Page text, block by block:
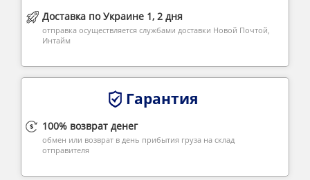
Доставка по Украине 1, 2 дня
отправка осуществляется службами доставки Новой Почтой,
Интайм
Гарантия
100% возврат денег
обмен или возврат в день прибытия груза на склад
отправителя